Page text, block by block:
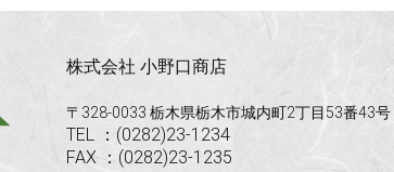
株式会社 小野口商店
〒328-0033 栃木県栃木市城内町2丁目53番43号
TEL ：(0282)23-1234
FAX ：(0282)23-1235